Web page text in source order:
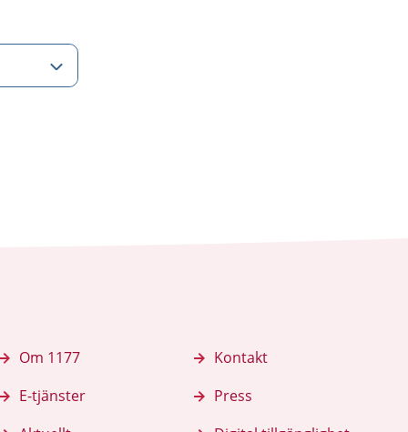
Om 1177
E-tjänster
Kontakt
Press